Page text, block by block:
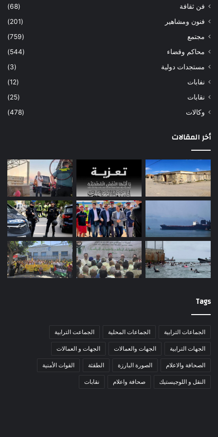
فن ثقافة
(68)
فنون ومشاهير
(201)
مجتمع
(759)
محاكم وقضاء
(544)
مستجدات دولية
(3)
نفابات
(12)
نقابات
(25)
وكالات
(478)
أخر المقالات
Tags
الجماعات الترابية الجماعات المحلية الجماعت الترابية
الجهات الترابية الجهات والعمالات الجهات و العمالات
الصحافة والاعلام الصورة البارزة الطقثة القوات الأمنية
النقل و اللوجيستيك صحافة واعلام نقابات